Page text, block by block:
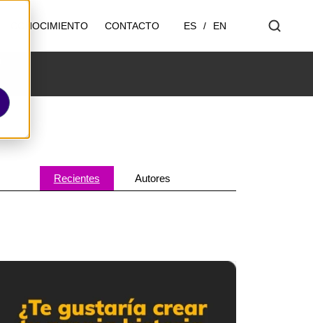
CONOCIMIENTO CONTACTO ES / EN
Recientes Autores